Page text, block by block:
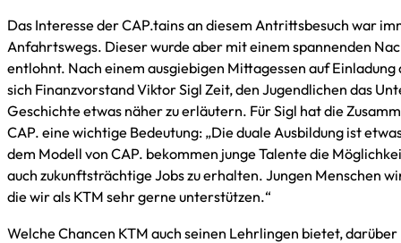
Das Interesse der CAP.tains an diesem Antrittsbesuch war
Anfahrtswegs. Dieser wurde aber mit einem spannenden
entlohnt. Nach einem ausgiebigen Mittagessen auf
sich Finanzvorstand Viktor Sigl Zeit, den Jugendlichen das
Geschichte etwas näher zu erläutern. Für Sigl hat die
CAP. eine wichtige Bedeutung: „Die duale Ausbildung ist
dem Modell von CAP. bekommen junge Talente die
auch zukunftsträchtige Jobs zu erhalten. Jungen Menschen
die wir als KTM sehr gerne unterstützen.“
Welche Chancen KTM auch seinen Lehrlingen bietet,